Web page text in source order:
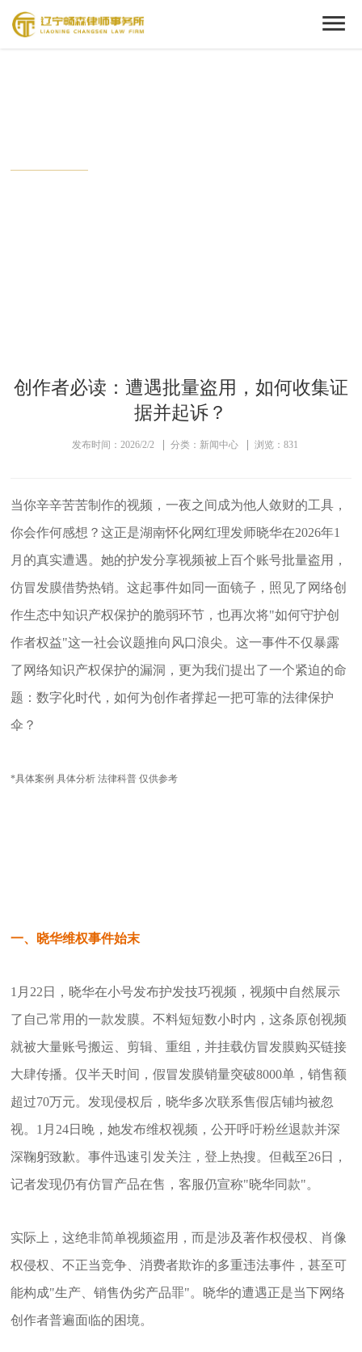
创作者必读：遭遇批量盗用，如何收集证
据并起诉？
发布时间：2026/2/2 分类：新闻中心 浏览：831
当你辛辛苦苦制作的视频，一夜之间成为他人敛财的工具，
你会作何感想？这正是湖南怀化网红理发师晓华在2026年1
月的真实遭遇。她的护发分享视频被上百个账号批量盗用，
仿冒发膜借势热销。这起事件如同一面镜子，照见了网络创
作生态中知识产权保护的脆弱环节，也再次将"如何守护创
作者权益"这一社会议题推向风口浪尖。这一事件不仅暴露
了网络知识产权保护的漏洞，更为我们提出了一个紧迫的命
题：数字化时代，如何为创作者撑起一把可靠的法律保护
伞？
*具体案例 具体分析 法律科普 仅供参考
一、晓华维权事件始末
1月22日，晓华在小号发布护发技巧视频，视频中自然展示
了自己常用的一款发膜。不料短短数小时内，这条原创视频
就被大量账号搬运、剪辑、重组，并挂载仿冒发膜购买链接
大肆传播。仅半天时间，假冒发膜销量突破8000单，销售额
超过70万元。 发现侵权后，晓华多次联系售假店铺均被忽
视。1月24日晚，她发布维权视频，公开呼吁粉丝退款并深
深鞠躬致歉。事件迅速引发关注，登上热搜。但截至26日，
记者发现仍有仿冒产品在售，客服仍宣称"晓华同款"。
实际上，这绝非简单视频盗用，而是涉及著作权侵权、肖像
权侵权、不正当竞争、消费者欺诈的多重违法事件，甚至可
能构成"生产、销售伪劣产品罪"。晓华的遭遇正是当下网络
创作者普遍面临的困境。